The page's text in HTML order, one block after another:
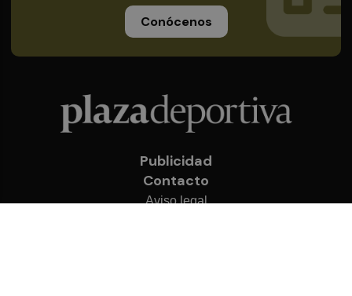
Conócenos
Publicidad
Contacto
Aviso legal